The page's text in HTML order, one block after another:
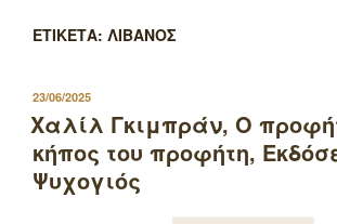
ΕΤΙΚΕΤΑ: ΛΙΒΑΝΟΣ
ΔΗΜΟΣΙΕΥΤΗΚΕ
ΣΤΙΣ
23/06/2025
Χαλίλ Γκιμπράν, Ο
κήπος του προφήτη,
Ψυχογιός